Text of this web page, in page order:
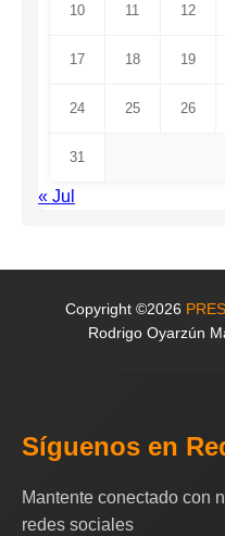
10 11 12
17 18 19
24 25 26
31
« Jul
Copyright ©2026
Rodrigo Oyarzún
Síguenos en
Mantente conectado con
redes sociales